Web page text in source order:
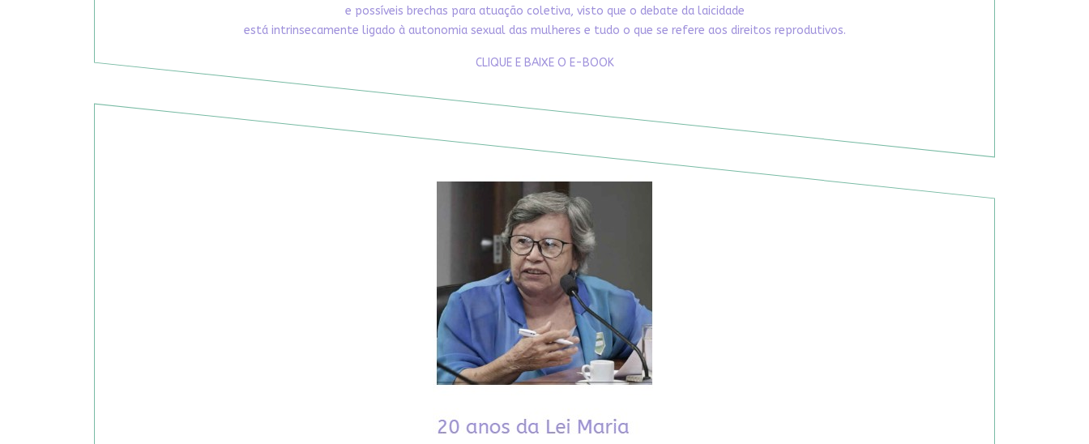
e possíveis brechas para atuação coletiva, visto que o debate da laicidade
está intrinsecamente ligado à autonomia sexual das mulheres e tudo o que se refere aos direitos reprodutivos.
CLIQUE E BAIXE O E-BOOK